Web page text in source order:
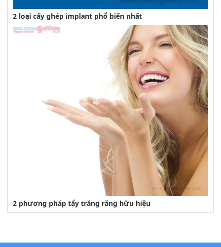
2 loại cấy ghép implant phổ biến nhất
2 phương pháp tẩy trắng răng hữu hiệu